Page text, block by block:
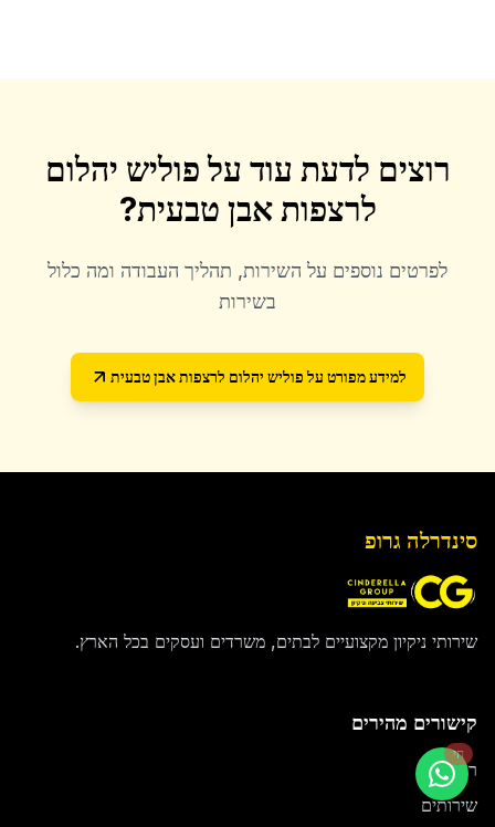
רוצים לדעת עוד עלפוליש יהלום
לרצפות אבן טבעית?
לפרטים נוספים על השירות, תהליך העבודה ומה כלול
בשירות
למידע מפורט על פוליש יהלום לרצפות אבן טבעית
סינדרלה גרופ
שירותי ניקיון מקצועיים לבתים, משרדים ועסקים בכל הארץ.
קישורים מהירים
ראשי
שירותים
חי